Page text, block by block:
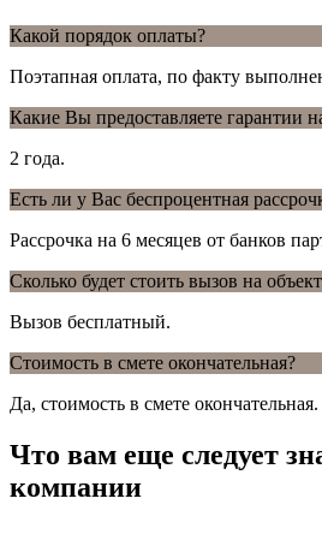
Какой порядок оплаты?
Поэтапная оплата, по факту
Какие Вы предоставляете гарантии
2 года.
Есть ли у Вас беспроцентная
Рассрочка на 6 месяцев от банков
Сколько будет стоить вызов на
Вызов бесплатный.
Стоимость в смете окончательная?
Да, стоимость в смете окончательная.
Что вам еще следует
компании